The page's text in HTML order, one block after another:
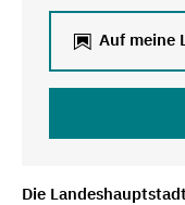
Auf meine
Die